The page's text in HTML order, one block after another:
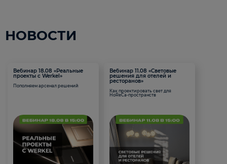
НОВОСТИ
Вебинар 18.08 «Реальные
проекты с Werkel»
Пополняем арсенал решений
Вебинар 11.08 «Световые
решения для отелей и
ресторанов»
Как проектировать свет для
HoReCa-пространств